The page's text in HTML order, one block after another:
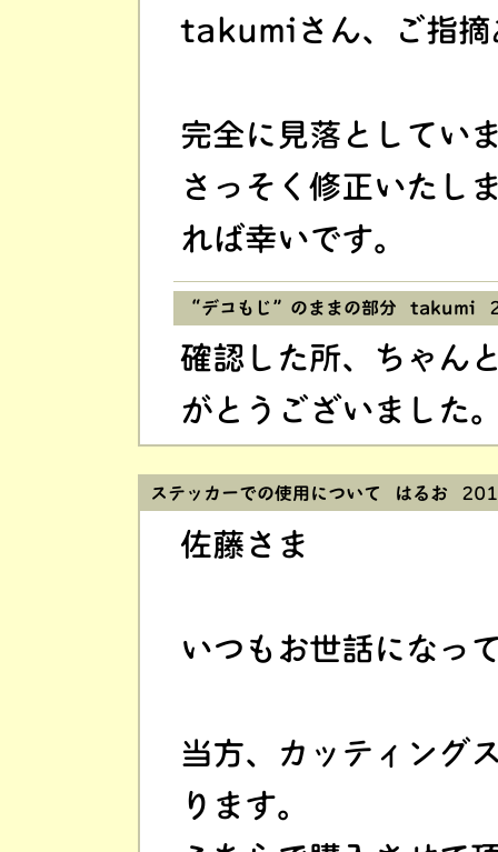
takumiさん、ご指摘
完全に見落としてい
さっそく修正いたし
れば幸いです。
“デコもじ”のままの部分 takumi
確認した所、ちゃん
がとうございました
ステッカーでの使用について はるお
佐藤さま
いつもお世話になっ
当方、カッティング
ります。